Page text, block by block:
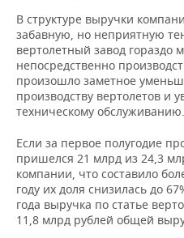
В структуре выручки
забавную, но неприятную
вертолетный завод гораздо
непосредственно
произошло заметное
производству вертолетов и
техническому обслуживанию.
Если за первое полугодие
пришелся 21 млрд из 24,3
компании, что составило
году их доля снизилась до
года выручка по статье
11,8 млрд рублей общей